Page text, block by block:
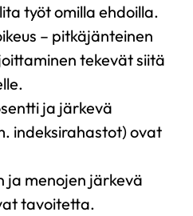
työt omilla ehdoilla.
– pitkäjänteinen
tekevät siitä
ja järkevä
indeksirahastot) ovat
ja menojen järkevä
tavoitetta.